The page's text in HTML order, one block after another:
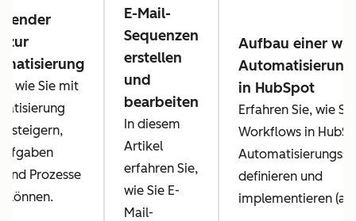
zur
wie Sie mit
steigern,
Prozesse
können.
E-Mail-
Sequenzen
erstellen
und
bearbeiten
In diesem
Artikel
erfahren Sie,
wie Sie E-
Mail-
Aufbau einer
in HubSpot
Erfahren Sie, wie
Workflows in
definieren und
implementieren